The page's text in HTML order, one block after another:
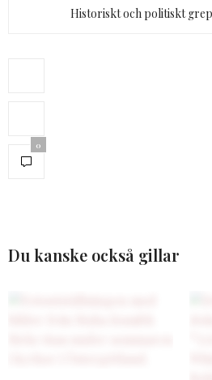
Historiskt och politiskt
0
Du kanske också gillar